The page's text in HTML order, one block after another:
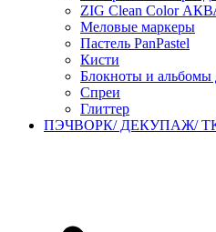
ZIG Clean Color
Меловые маркеры
Пастель PanPastel
Кисти
Блокноты и альбомы
Спреи
Глиттер
ПЭЧВОРК/ ДЕКУПАЖ/